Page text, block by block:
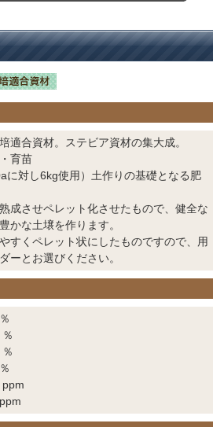
適合資材。ステビア資材の集大成。
育苗
に対し6kg使用）土作りの基礎となる肥
成させペレット化させたもので、健全な
かな土壌を作ります。
すくペレット状にしたものですので、用
ーとお選びください。